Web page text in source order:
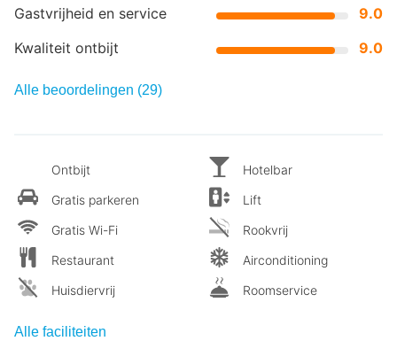
Gastvrijheid en service
9.0
Kwaliteit ontbijt
9.0
Alle beoordelingen (29)
Ontbijt
Gratis parkeren
Gratis Wi-Fi
Restaurant
Huisdiervrij
Hotelbar
Lift
Rookvrij
Airconditioning
Roomservice
Alle faciliteiten